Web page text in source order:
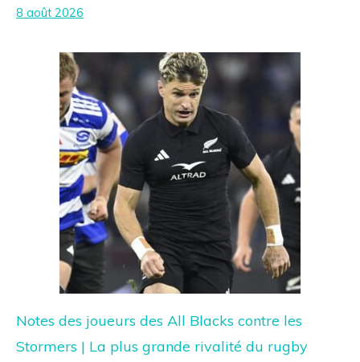
8 août 2026
Notes des joueurs des All Blacks contre les
Stormers | La plus grande rivalité du rugby